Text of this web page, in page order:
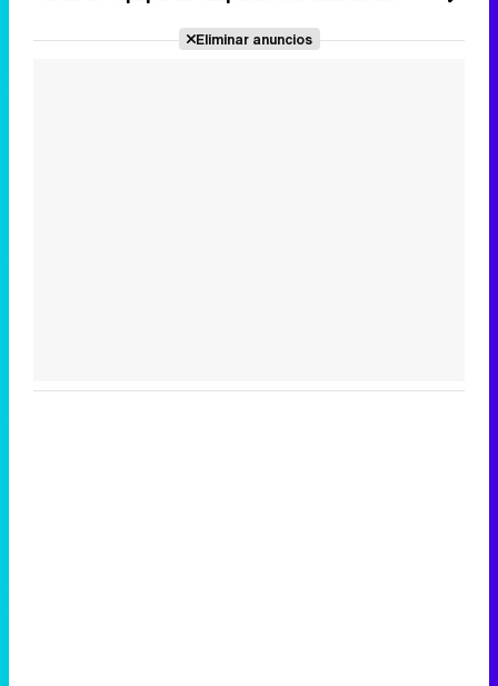
Eliminar anuncios